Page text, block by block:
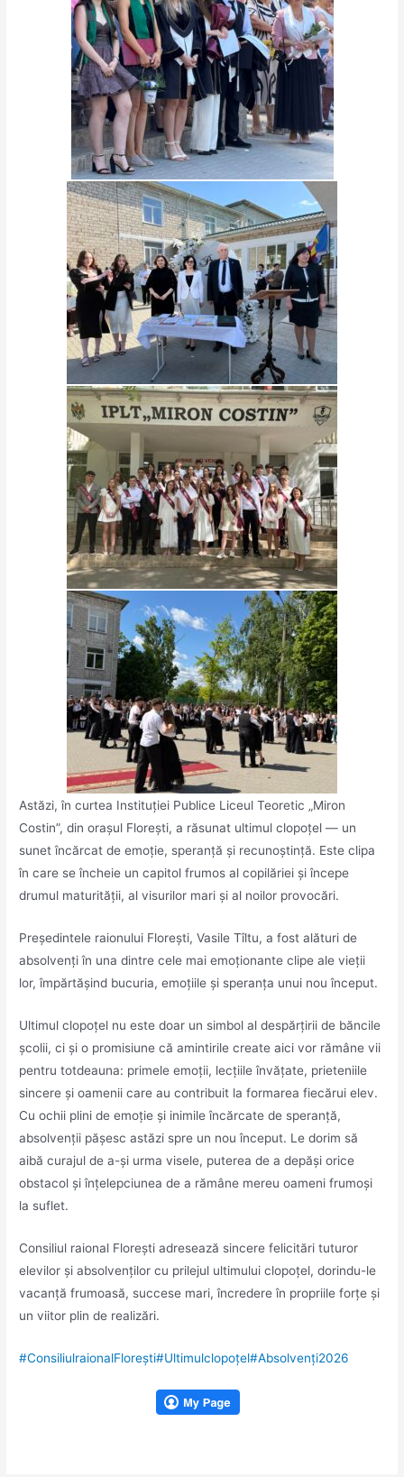
Astăzi, în curtea Instituției Publice Liceul Teoretic „Miron
Costin”, din orașul Florești, a răsunat ultimul clopoțel — un
sunet încărcat de emoție, speranță și recunoștință. Este clipa
în care se încheie un capitol frumos al copilăriei și începe
drumul maturității, al visurilor mari și al noilor provocări.
Președintele raionului Florești, Vasile Tîltu, a fost alături de
absolvenți în una dintre cele mai emoționante clipe ale vieții
lor, împărtășind bucuria, emoțiile și speranța unui nou început.
Ultimul clopoțel nu este doar un simbol al despărțirii de băncile
școlii, ci și o promisiune că amintirile create aici vor rămâne vii
pentru totdeauna: primele emoții, lecțiile învățate, prieteniile
sincere și oamenii care au contribuit la formarea fiecărui elev.
Cu ochii plini de emoție și inimile încărcate de speranță,
absolvenții pășesc astăzi spre un nou început. Le dorim să
aibă curajul de a-și urma visele, puterea de a depăși orice
obstacol și înțelepciunea de a rămâne mereu oameni frumoși
la suflet.
Consiliul raional Florești adresează sincere felicitări tuturor
elevilor și absolvenților cu prilejul ultimului clopoțel, dorindu-le
vacanță frumoasă, succese mari, încredere în propriile forțe și
un viitor plin de realizări.
#ConsiliulraionalFloreşti#Ultimulclopoțel#Absolvenți2026